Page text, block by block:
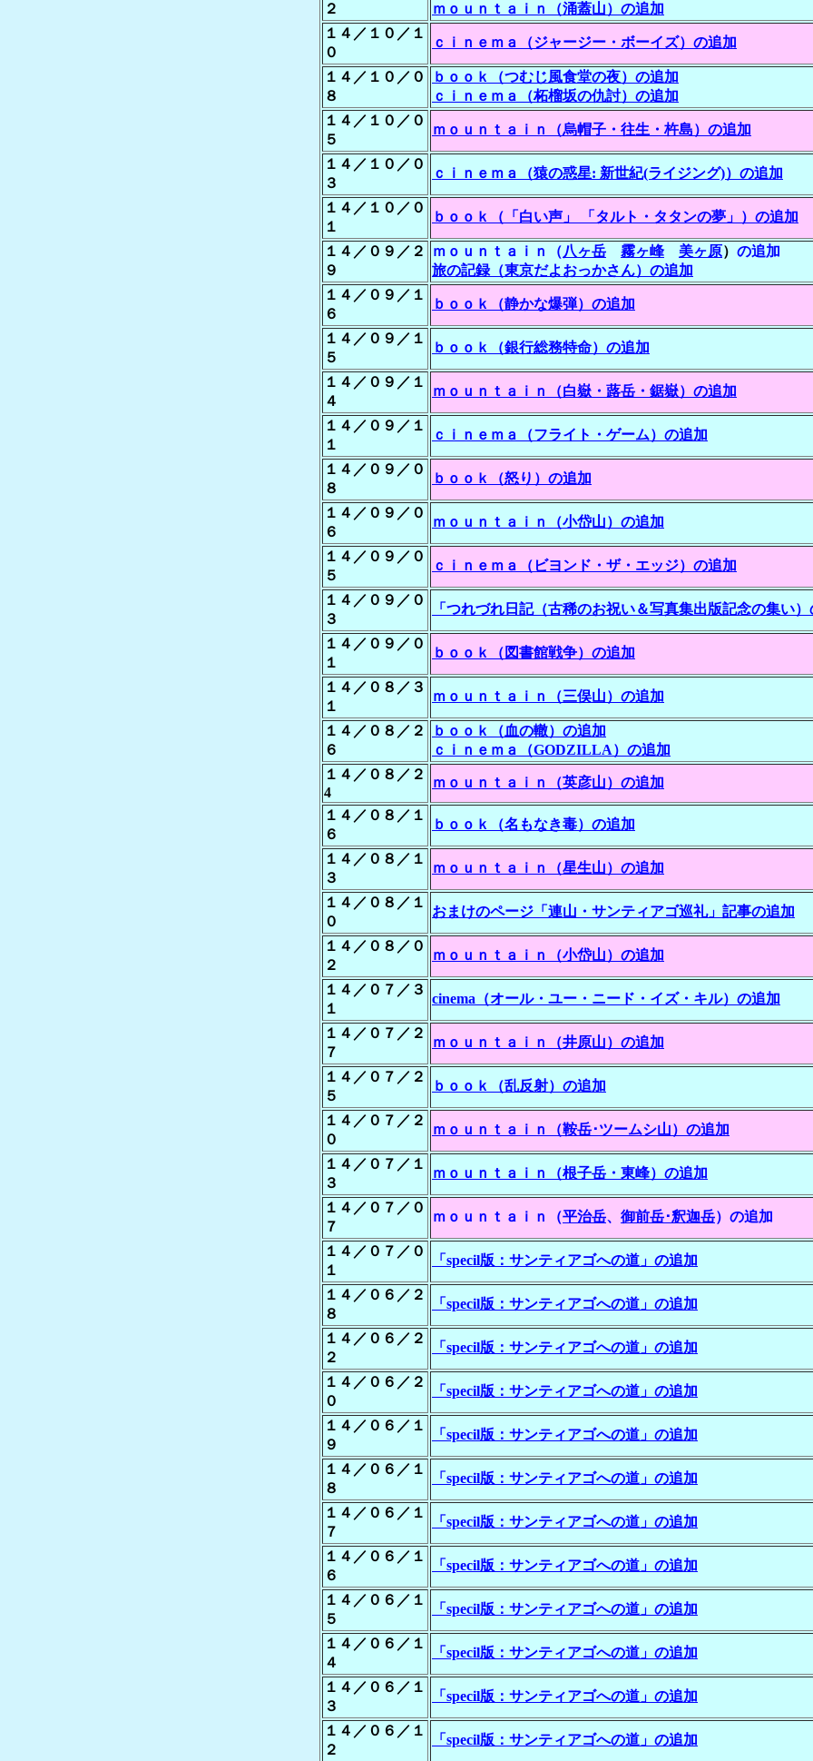
２
ｍｏｕｎｔａｉｎ（涌蓋山）の追加
１４／１０／１
０
ｃｉｎｅｍａ（ジャージー・ボーイズ）の追加
１４／１０／０
８
ｂｏｏｋ（つむじ風食堂の夜）の追加
ｃｉｎｅｍａ（柘榴坂の仇討）の追加
１４／１０／０
５
ｍｏｕｎｔａｉｎ（烏帽子・往生・杵島）の追加
１４／１０／０
３
ｃｉｎｅｍａ（猿の惑星: 新世紀(ライジング)）の追加
１４／１０／０
１
ｂｏｏｋ（「白い声」 「タルト・タタンの夢」）の追加
１４／０９／２
９
ｍｏｕｎｔａｉｎ（八ヶ岳 霧ヶ峰 美ヶ原） の追加
旅の記録（東京だよおっかさん）の追加
１４／０９／１
６
ｂｏｏｋ（静かな爆弾）の追加
１４／０９／１
５
ｂｏｏｋ（銀行総務特命）の追加
１４／０９／１
４
ｍｏｕｎｔａｉｎ（白嶽・蕗岳・鋸嶽）の追加
１４／０９／１
１
ｃｉｎｅｍａ（フライト・ゲーム）の追加
１４／０９／０
８
ｂｏｏｋ（怒り）の追加
１４／０９／０
６
ｍｏｕｎｔａｉｎ（小岱山）の追加
１４／０９／０
５
ｃｉｎｅｍａ（ビヨンド・ザ・エッジ）の追加
１４／０９／０
３
「つれづれ日記（古稀のお祝い＆写真集出版記念の集い
１４／０９／０
１
ｂｏｏｋ（図書館戦争）の追加
１４／０８／３
１
ｍｏｕｎｔａｉｎ（三俣山）の追加
１４／０８／２
６
ｂｏｏｋ（血の轍）の追加
ｃｉｎｅｍａ（GODZILLA）の追加
１４／０８／２
4
ｍｏｕｎｔａｉｎ（英彦山）の追加
１４／０８／１
６
ｂｏｏｋ（名もなき毒）の追加
１４／０８／１
３
ｍｏｕｎｔａｉｎ（星生山）の追加
１４／０８／１
０
おまけのページ「連山・サンティアゴ巡礼」記事の追加
１４／０８／０
２
ｍｏｕｎｔａｉｎ（小岱山）の追加
１４／０７／３
１
cinema（オール・ユー・ニード・イズ・キル）の追加
１４／０７／２
７
ｍｏｕｎｔａｉｎ（井原山）の追加
１４／０７／２
５
ｂｏｏｋ（乱反射）の追加
１４／０７／２
０
ｍｏｕｎｔａｉｎ（鞍岳･ツームシ山）の追加
１４／０７／１
３
ｍｏｕｎｔａｉｎ（根子岳・東峰）の追加
１４／０７／０
７
ｍｏｕｎｔａｉｎ（平治岳、 御前岳･釈迦岳）の追加
１４／０７／０
１
「specil版：サンティアゴへの道」の追加
１４／０６／２
８
「specil版：サンティアゴへの道」の追加
１４／０６／２
２
「specil版：サンティアゴへの道」の追加
１４／０６／２
０
「specil版：サンティアゴへの道」の追加
１４／０６／１
９
「specil版：サンティアゴへの道」の追加
１４／０６／１
８
「specil版：サンティアゴへの道」の追加
１４／０６／１
７
「specil版：サンティアゴへの道」の追加
１４／０６／１
６
「specil版：サンティアゴへの道」の追加
１４／０６／１
５
「specil版：サンティアゴへの道」の追加
１４／０６／１
４
「specil版：サンティアゴへの道」の追加
１４／０６／１
３
「specil版：サンティアゴへの道」の追加
１４／０６／１
２
「specil版：サンティアゴへの道」の追加